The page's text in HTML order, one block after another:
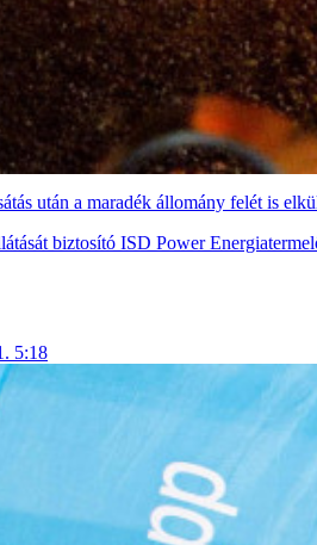
után a maradék állomány felét is
biztosító ISD Power
5:18